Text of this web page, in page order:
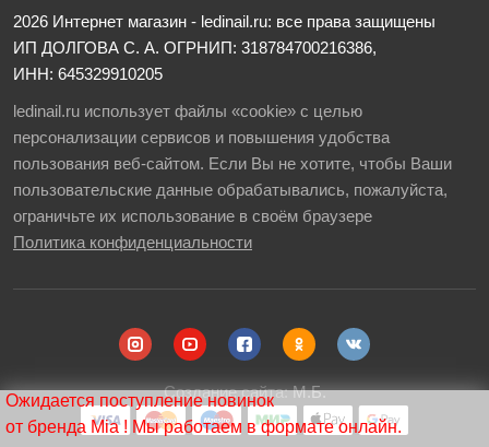
2026 Интернет магазин - ledinail.ru: все права защищены
ИП ДОЛГОВА С. А. ОГРНИП: 318784700216386,
ИНН: 645329910205
ledinail.ru использует файлы «cookie» с целью
персонализации сервисов и повышения удобства
пользования веб-сайтом. Если Вы не хотите, чтобы Ваши
пользовательские данные обрабатывались, пожалуйста,
ограничьте их использование в своём браузере
Политика конфиденциальности
Создание сайта:М.Б.
Ожидается поступление новинок
от бренда Mia ! Мы работаем в формате онлайн.